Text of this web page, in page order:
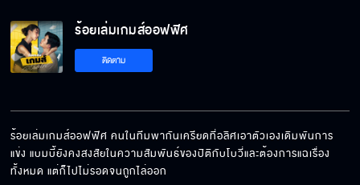
ร้อยเล่มเกมส์ออฟฟิศ
ติดตาม
ร้อยเล่มเกมส์ออฟฟิศ คนในทีมพากันเครียดที่อลิศเอาตัวเองเดิมพันการ
แข่ง แบมบี้ยังคงสงสัยในความสัมพันธ์ของปิติกับโบวี่และต้องการแฉเรื่อง
ทั้งหมด แต่ก็ไปไม่รอดจนถูกไล่ออก